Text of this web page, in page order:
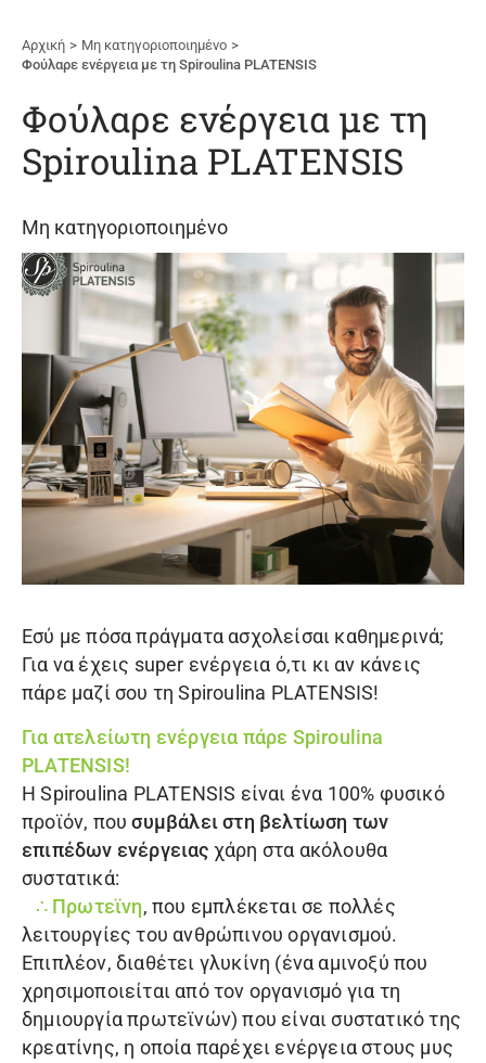
Αρχική
Μη κατηγοριοποιημένο
Φούλαρε ενέργεια με τη Spiroulina PLATENSIS
Φούλαρε ενέργεια με τη
Spiroulina PLATENSIS
Μη κατηγοριοποιημένο
Εσύ με πόσα πράγματα ασχολείσαι καθημερινά;
Για να έχεις super ενέργεια ό,τι κι αν κάνεις
πάρε μαζί σου τηSpiroulina PLATENSIS!
Για ατελείωτη ενέργεια πάρε Spiroulina
PLATENSIS!
ΗSpiroulina PLATENSIS είναι ένα 100% φυσικό
προϊόν, πουσυμβάλει στη βελτίωση των
επιπέδων ενέργειας χάρη στα ακόλουθα
συστατικά:
∴ Πρωτεϊνη, που εμπλέκεται σε πολλές
λειτουργίες του ανθρώπινου οργανισμού.
Επιπλέον, διαθέτει γλυκίνη (ένα αμινοξύ που
χρησιμοποιείται από τον οργανισμό για τη
δημιουργία πρωτεϊνών) που είναι συστατικό της
κρεατίνης, η οποία παρέχει ενέργεια στους μυς